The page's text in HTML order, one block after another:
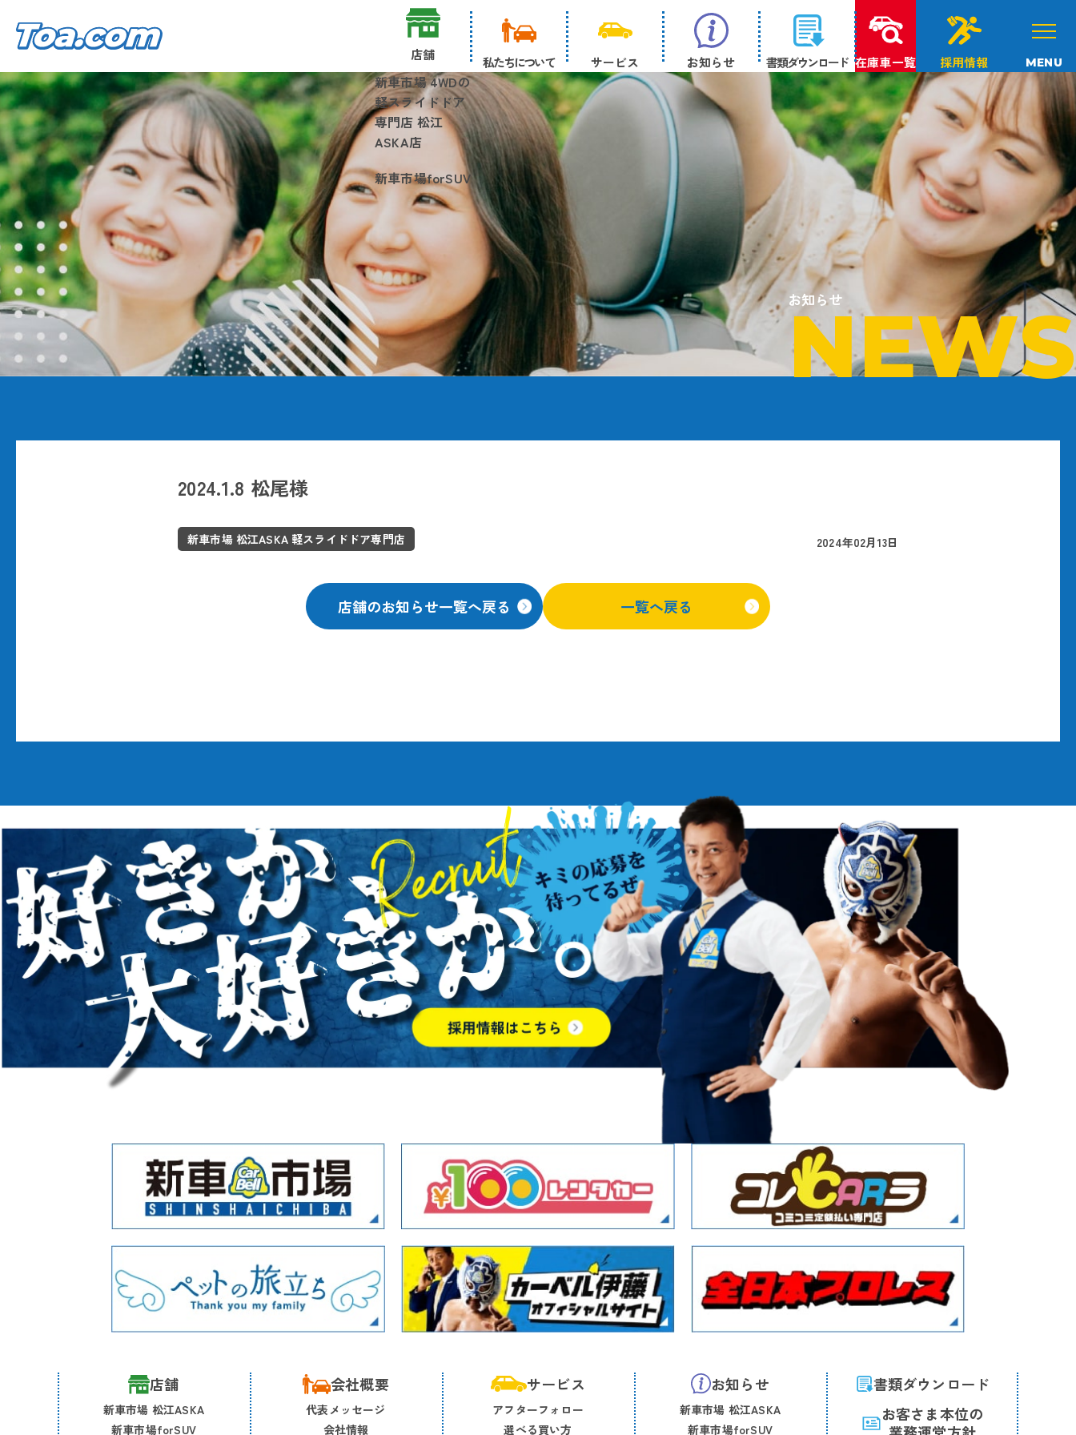
店舗
新車市場 4WDの
軽スライドドア
専門店 松江
ASKA店
新車市場forSUV
私たちについて サービス お知らせ 書類ダウンロード 在庫車一覧 採用情報 MENU
お知らせ
NEWS
2024.1.8 松尾様
新車市場 松江ASKA 軽スライドドア専門店 2024年02月13日
店舗のお知らせ一覧へ戻る 一覧へ戻る
店舗
新車市場 松江ASKA
新車市場forSUV
会社概要
代表メッセージ
会社情報
サービス
アフターフォロー
選べる買い方
お知らせ
新車市場 松江ASKA
新車市場forSUV
書類ダウンロード
お客さま本位の